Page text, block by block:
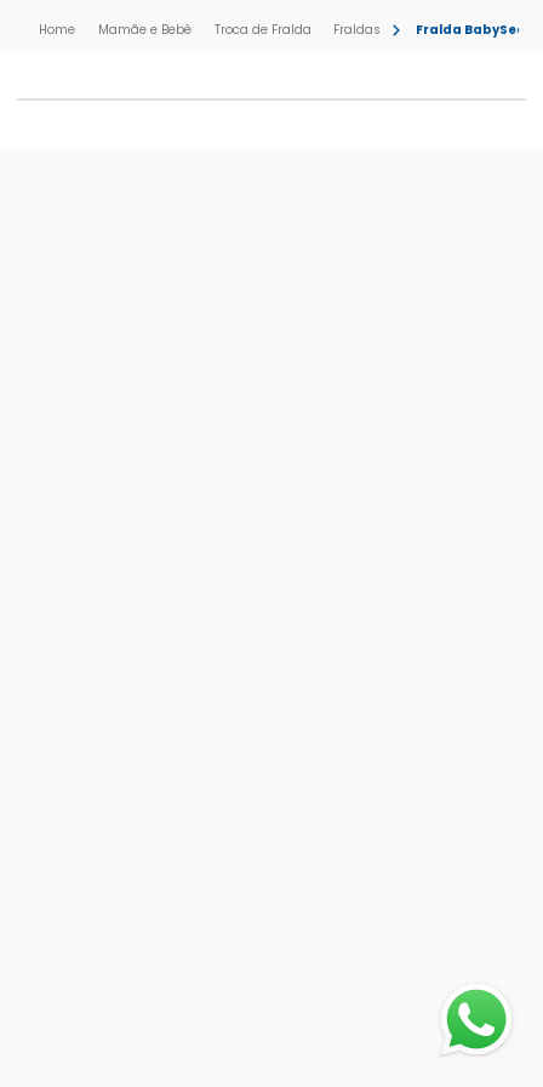
Mamãe e Bebê Troca de Fralda Fraldas Fralda BabySec